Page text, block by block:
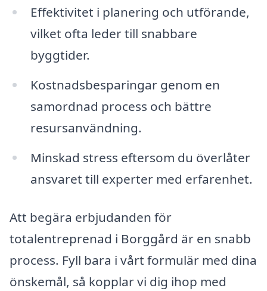
Effektivitet i planering och utförande,
vilket ofta leder till snabbare
byggtider.
Kostnadsbesparingar genom en
samordnad process och bättre
resursanvändning.
Minskad stress eftersom du överlåter
ansvaret till experter med erfarenhet.
Att begära erbjudanden för
totalentreprenad i Borggård är en snabb
process. Fyll bara i vårt formulär med dina
önskemål, så kopplar vi dig ihop med